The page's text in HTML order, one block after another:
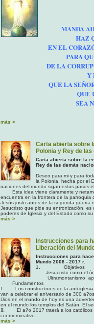
MANDA
HAZ
EN EL
PARA
DE LA
Y
QUE LA
QUE
SEA
más >
Carta abierta sobre
Polonia y Rey de
Carta abierta sobre la
Rey de las demás
Deseo para mi y para
la Polonia, hecha por el
naciones del mundo sigan estos pasos
Esta idea viene claramente y
encuentra en la frontera de la parroquia
Jesús justo antes de la segunda guerra
Jesucristo que pide su entronización,
poderes de Iglesia y del Estado como
más >
Instrucciones para
Liberación del
Instrucciones para
Mundo 2008 - 2017 r.
1. Objetivos
Jesucristo como el
Ultramontanismo
Fundamentos
I. Los constructores de la anti-
van a celebrar el aniversario de 300
Dios en el mundo de hoy es una
en el mundo los templos del Satán. El
II. El a?o 2017 traerá a los
conmemorativo:
más >